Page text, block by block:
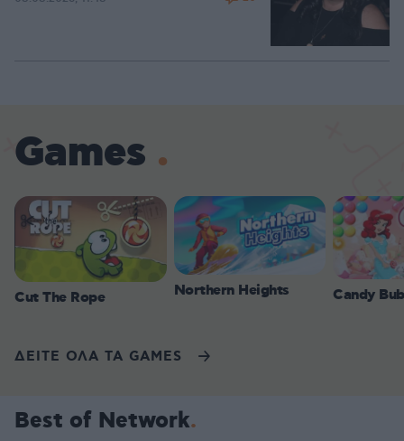
Games
Cut The Rope Northern Heights Candy
ΔΕΙΤΕ ΟΛΑ ΤΑ GAMES
Best of Network